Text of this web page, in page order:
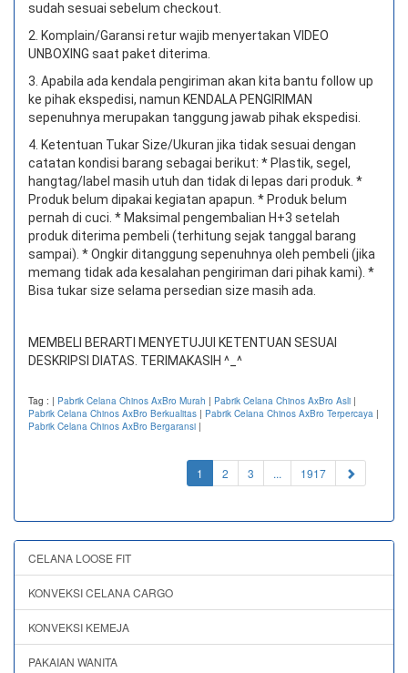
sudah sesuai sebelum checkout.
2. Komplain/Garansi retur wajib menyertakan VIDEO
UNBOXING saat paket diterima.
3. Apabila ada kendala pengiriman akan kita bantu follow up
ke pihak ekspedisi, namun KENDALA PENGIRIMAN
sepenuhnya merupakan tanggung jawab pihak ekspedisi.
4. Ketentuan Tukar Size/Ukuran jika tidak sesuai dengan
catatan kondisi barang sebagai berikut: * Plastik, segel,
hangtag/label masih utuh dan tidak di lepas dari produk. *
Produk belum dipakai kegiatan apapun. * Produk belum
pernah di cuci. * Maksimal pengembalian H+3 setelah
produk diterima pembeli (terhitung sejak tanggal barang
sampai). * Ongkir ditanggung sepenuhnya oleh pembeli (jika
memang tidak ada kesalahan pengiriman dari pihak kami). *
Bisa tukar size selama persedian size masih ada.
MEMBELI BERARTI MENYETUJUI KETENTUAN SESUAI
DESKRIPSI DIATAS. TERIMAKASIH ^_^
Tag : | Pabrik Celana Chinos AxBro Murah | Pabrik Celana Chinos AxBro Asli |
Pabrik Celana Chinos AxBro Berkualitas | Pabrik Celana Chinos AxBro Terpercaya |
Pabrik Celana Chinos AxBro Bergaransi |
1 (current)
2 3 ... 1917
CELANA LOOSE FIT
KONVEKSI CELANA CARGO
KONVEKSI KEMEJA
PAKAIAN WANITA